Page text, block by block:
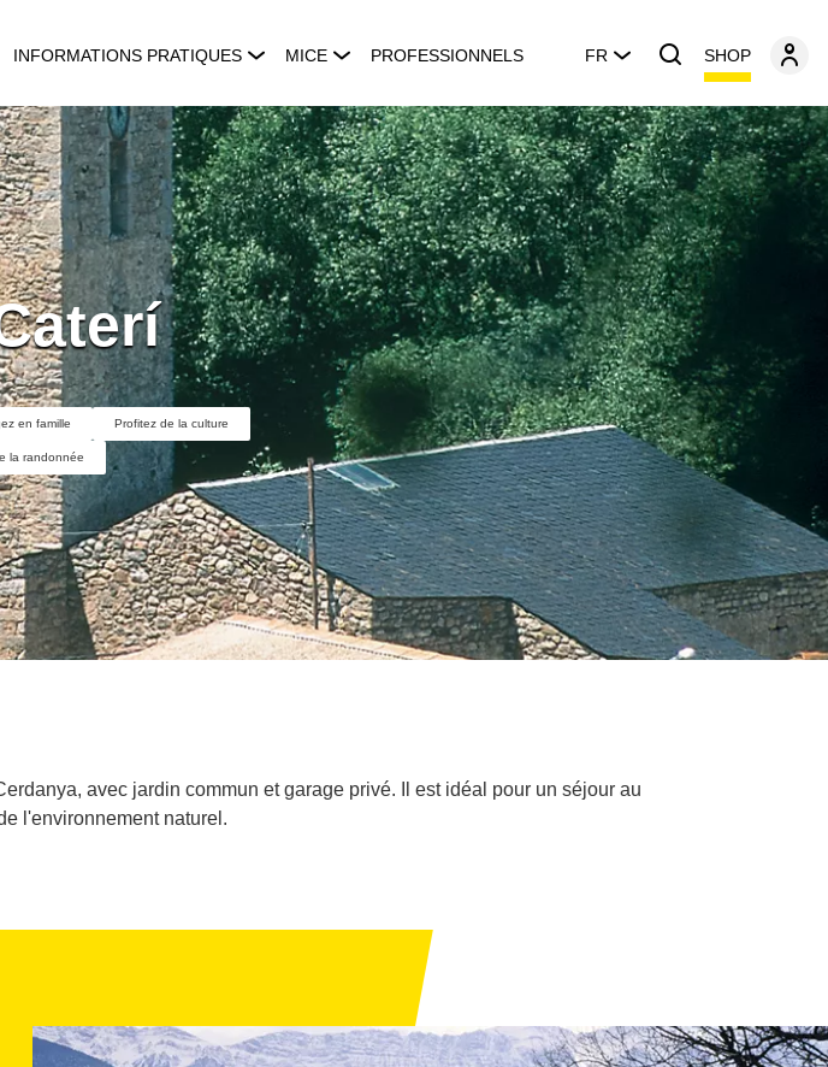
INFORMATIONS PRATIQUES MICE PROFESSIONNELS FR SHOP
en famille Profitez de la culture
la randonnée
avec jardin commun et garage privé. Il est idéal pour un séjour au
l'environnement naturel.